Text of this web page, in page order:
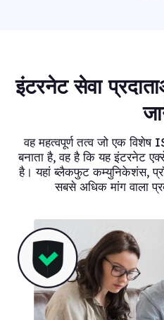
इंटरनेट सेवा
वह महत्वपूर्ण तत्व जो एक
बनाता है, वह है कि यह इंटरनेट
है। यहां ब्लैकफुट कम्युनिकेशंस,
सबसे अधिक मांग वाला